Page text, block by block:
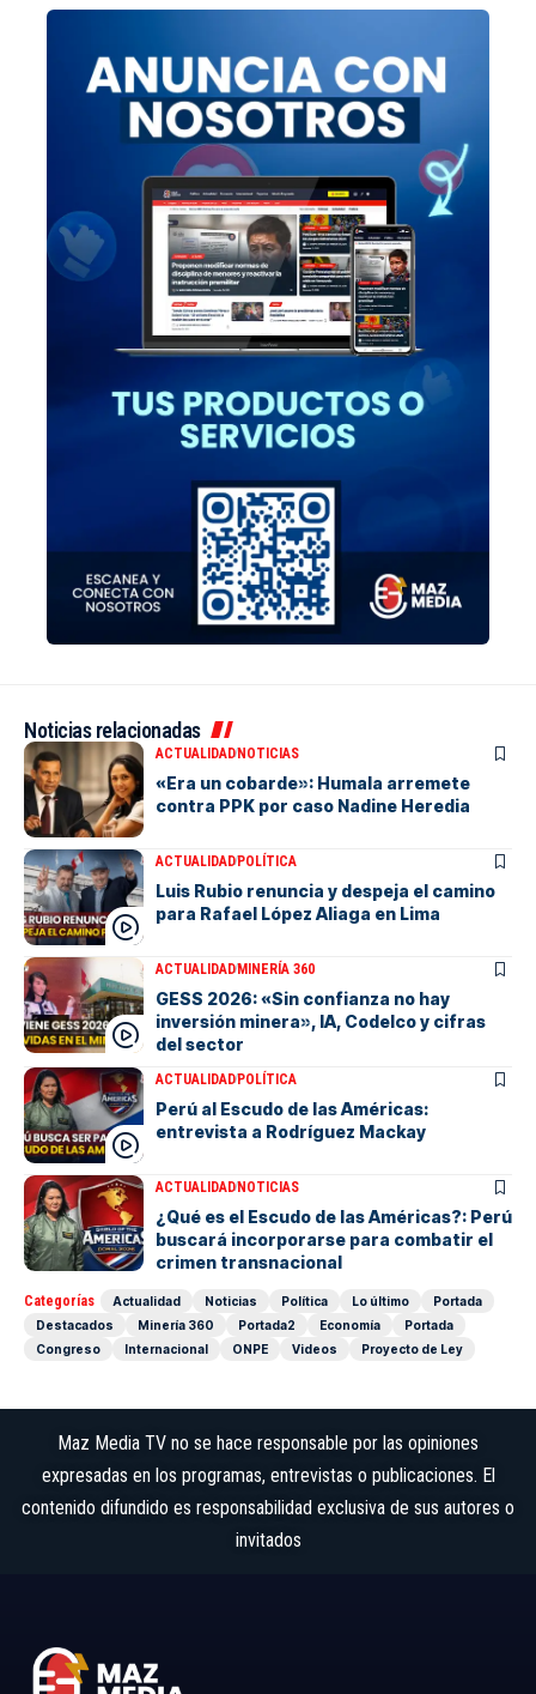
Noticias relacionadas
ACTUALIDADNOTICIAS
«Era un cobarde»: Humala arremete
contra PPK por caso Nadine Heredia
ACTUALIDADPOLÍTICA
Luis Rubio renuncia y despeja el camino
para Rafael López Aliaga en Lima
ACTUALIDADMINERÍA 360
GESS 2026: «Sin confianza no hay
inversión minera», IA, Codelco y cifras
del sector
ACTUALIDADPOLÍTICA
Perú al Escudo de las Américas:
entrevista a Rodríguez Mackay
ACTUALIDADNOTICIAS
¿Qué es el Escudo de las Américas?: Perú
buscará incorporarse para combatir el
crimen transnacional
Categorías Actualidad Noticias Política Lo último
Portada
Destacados
Minería 360 Portada2 Economía
Portada
Congreso
Internacional ONPE Videos Proyecto de Ley
Maz Media TV no se hace responsable por las opiniones
expresadas en los programas, entrevistas o publicaciones. El
contenido difundido es responsabilidad exclusiva de sus autores o
invitados